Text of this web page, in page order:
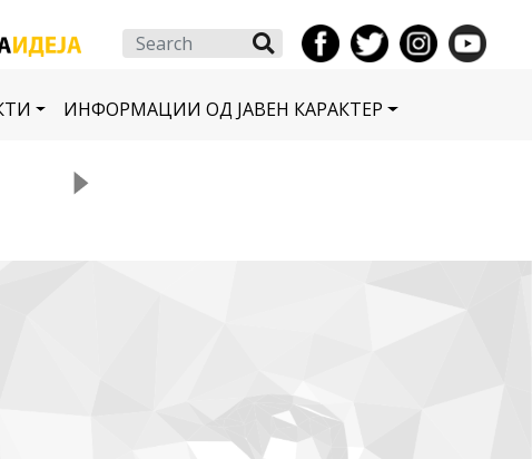
Search
ИНФОРМАЦИИ ОД ЈАВЕН КАРАКТЕР